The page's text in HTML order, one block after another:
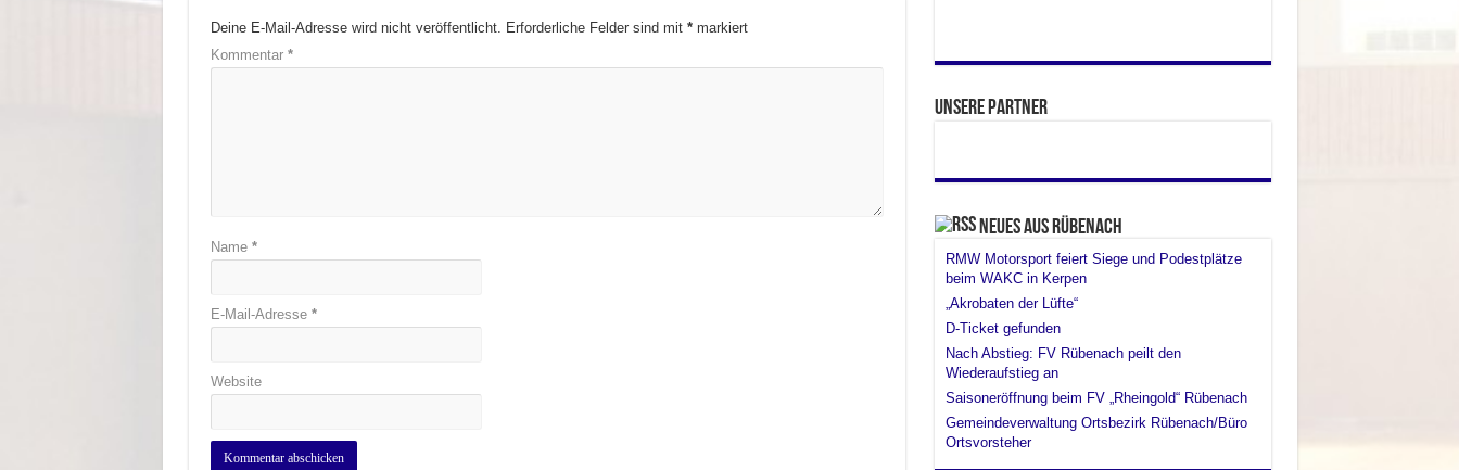
Deine E-Mail-Adresse wird nicht veröffentlicht. Erforderliche Felder sind mit *markiert
Kommentar *
Name *
E-Mail-Adresse *
Website
Unsere Partner
Neues aus Rübenach
RMW Motorsport feiert Siege und Podestplätze
beim WAKC in Kerpen
„Akrobaten der Lüfte“
D-Ticket gefunden
Nach Abstieg: FV Rübenach peilt den
Wiederaufstieg an
Saisoneröffnung beim FV „Rheingold“ Rübenach
Gemeindeverwaltung Ortsbezirk Rübenach/Büro
Ortsvorsteher